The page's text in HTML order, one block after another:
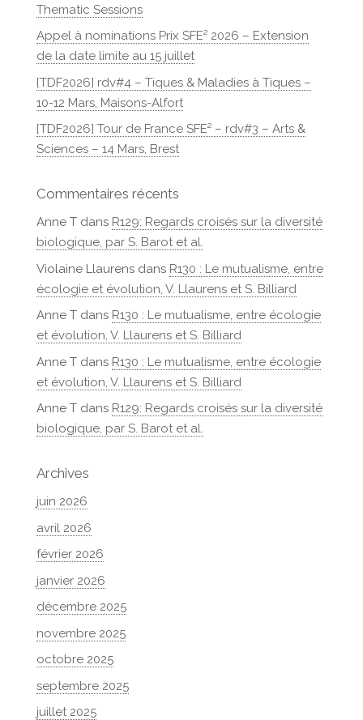
Thematic Sessions
Appel à nominations Prix SFE² 2026 – Extension
de la date limite au 15 juillet
[TDF2026] rdv#4 – Tiques & Maladies à Tiques –
10-12 Mars, Maisons-Alfort
[TDF2026] Tour de France SFE² – rdv#3 – Arts &
Sciences – 14 Mars, Brest
Commentaires récents
Anne Tdans R129: Regards croisés sur la diversité
biologique, par S. Barot et al.
Violaine Llaurensdans R130 : Le mutualisme, entre
écologie et évolution, V. Llaurens et S. Billiard
Anne Tdans R130 : Le mutualisme, entre écologie
et évolution, V. Llaurens et S. Billiard
Anne Tdans R130 : Le mutualisme, entre écologie
et évolution, V. Llaurens et S. Billiard
Anne Tdans R129: Regards croisés sur la diversité
biologique, par S. Barot et al.
Archives
juin 2026
avril 2026
février 2026
janvier 2026
décembre 2025
novembre 2025
octobre 2025
septembre 2025
juillet 2025